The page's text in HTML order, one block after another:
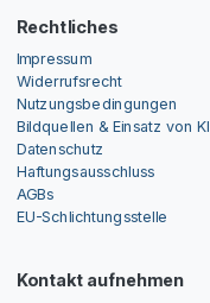
Rechtliches
Impressum
Widerrufsrecht
Nutzungsbedingungen
Bildquellen & Einsatz von KI
Datenschutz
Haftungsausschluss
AGBs
EU-Schlichtungsstelle
Kontakt aufnehmen